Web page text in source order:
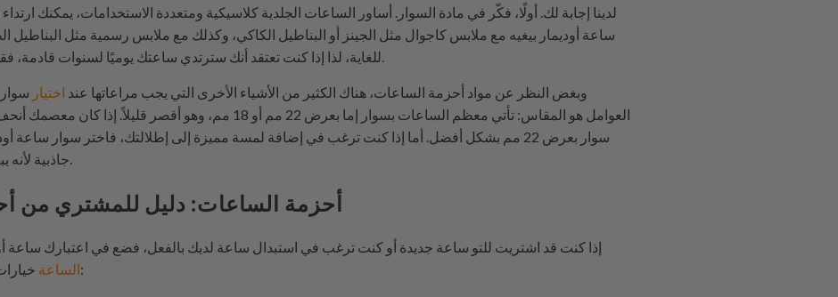
لدينا إجابة لك. أولًا، فكّر في مادة السوار. أساور الساعات الجلدية كلاسيكية ومتعددة الاستخدامات، يمكنك
ساعة أوديمار بيغيه مع ملابس كاجوال مثل الجينز أو البناطيل الكاكي، وكذلك مع ملابس رسمية مثل البناطيل
للغاية، لذا إذا كنت تعتقد أنك سترتدي ساعتك يوميًا لسنوات قادمة، فقد يكون هذا هو خيارك الأمثل.
وبغض النظر عن مواد أحزمة الساعات، هناك الكثير من الأشياء الأخرى التي يجب مراعاتها عند اختيار
العوامل هو المقاس: تأتي معظم الساعات بسوار إما بعرض 22 مم أو 18 مم، وهو
سوار بعرض 22 مم بشكل أفضل. أما إذا كنت ترغب في إضافة لمسة مميزة إلى إطلالتك، فاختر سوار ساعة
جاذبية لأنه يبرز بشكل أكبر على المعصم.
أحزمة الساعات: دليل للمشتري من
إذا كنت قد اشتريت للتو ساعة جديدة أو كنت ترغب في استبدال ساعة لديك بالفعل، فضع في اعتبارك ساعة
الساعةخيارات شراء أحزمة ساعات بديلة: